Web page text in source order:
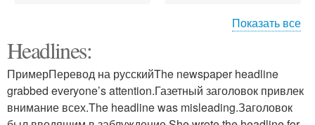
Окно перед холодами
Показать все
Headlines:
ПримерПеревод на русскийThe newspaper headline
grabbed everyone’s attention.Газетный заголовок привлек
внимание всех.The headline was misleading.Заголовок